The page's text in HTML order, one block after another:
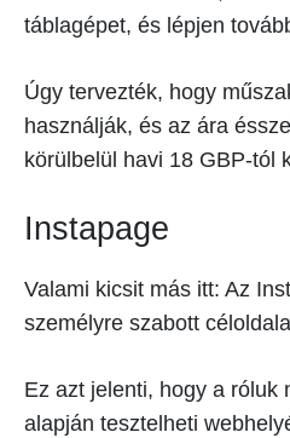
táblagépet, és lépjen
Úgy tervezték, hogy
használják, és az ára
körülbelül havi 18 GBP-tól
Instapage
Valami kicsit más itt: Az
személyre szabott
Ez azt jelenti, hogy a róluk
alapján tesztelheti